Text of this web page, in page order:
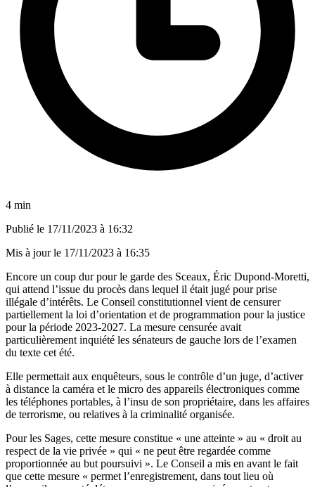
4 min
Publié le 17/11/2023 à 16:32
Mis à jour le 17/11/2023 à 16:35
Encore un coup dur pour le garde des Sceaux, Éric Dupond-Moretti,
qui attend l’issue du procès dans lequel il était jugé pour prise
illégale d’intérêts. Le Conseil constitutionnel vient de censurer
partiellement la loi d’orientation et de programmation pour la justice
pour la période 2023-2027. La mesure censurée avait
particulièrement inquiété les sénateurs de gauche lors de l’examen
du texte cet été.
Elle permettait aux enquêteurs, sous le contrôle d’un juge, d’activer
à distance la caméra et le micro des appareils électroniques comme
les téléphones portables, à l’insu de son propriétaire, dans les affaires
de terrorisme, ou relatives à la criminalité organisée.
Pour les Sages, cette mesure constitue « une atteinte » au « droit au
respect de la vie privée » qui « ne peut être regardée comme
proportionnée au but poursuivi ». Le Conseil a mis en avant le fait
que cette mesure « permet l’enregistrement, dans tout lieu où